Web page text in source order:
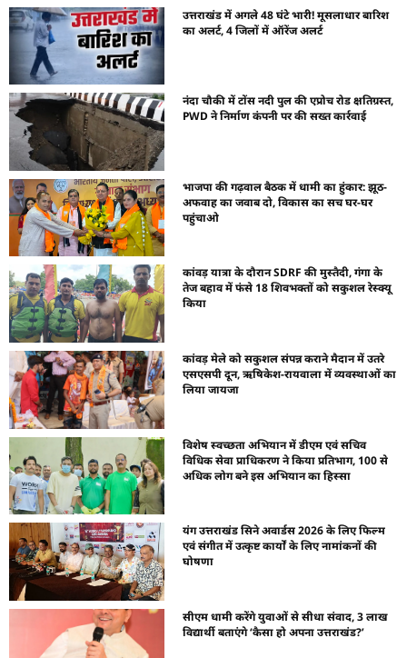
उत्तराखंड में अगले 48 घंटे भारी! मूसलाधार बारिश
का अलर्ट, 4 जिलों में ऑरेंज अलर्ट
नंदा चौकी में टोंस नदी पुल की एप्रोच रोड क्षतिग्रस्त,
PWD ने निर्माण कंपनी पर की सख्त कार्रवाई
भाजपा की गढ़वाल बैठक में धामी का हुंकार: झूठ-
अफवाह का जवाब दो, विकास का सच घर-घर
पहुंचाओ
कांवड़ यात्रा के दौरान SDRF की मुस्तैदी, गंगा के
तेज बहाव में फंसे 18 शिवभक्तों को सकुशल रेस्क्यू
किया
कांवड़ मेले को सकुशल संपन्न कराने मैदान में उतरे
एसएसपी दून, ऋषिकेश-रायवाला में व्यवस्थाओं का
लिया जायजा
विशेष स्वच्छता अभियान में डीएम एवं सचिव
विधिक सेवा प्राधिकरण ने किया प्रतिभाग, 100 से
अधिक लोग बने इस अभियान का हिस्सा
यंग उत्तराखंड सिने अवार्डस 2026 के लिए फिल्म
एवं संगीत में उत्कृष्ट कार्यों के लिए नामांकनों की
घोषणा
सीएम धामी करेंगे युवाओं से सीधा संवाद, 3 लाख
विद्यार्थी बताएंगे ‘कैसा हो अपना उत्तराखंड?’